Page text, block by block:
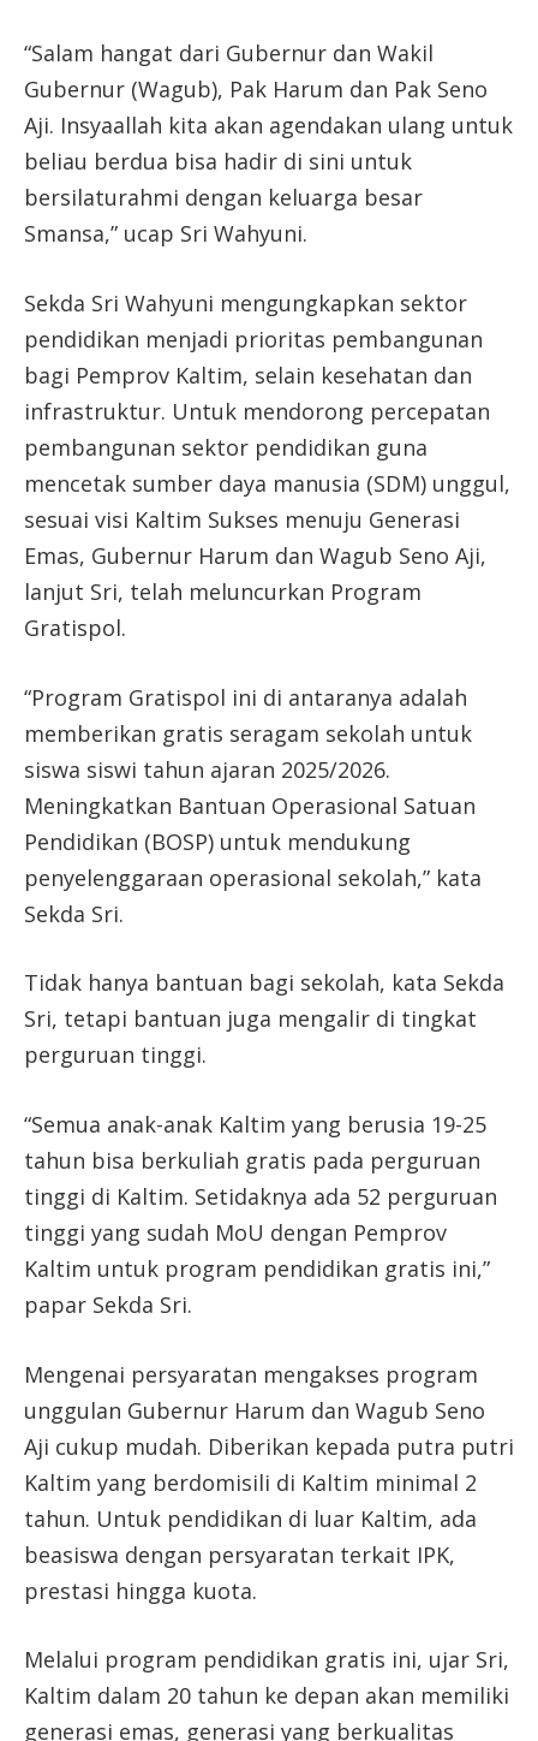
“Salam hangat dari Gubernur dan Wakil
Gubernur (Wagub), Pak Harum dan Pak Seno
Aji. Insyaallah kita akan agendakan ulang untuk
beliau berdua bisa hadir di sini untuk
bersilaturahmi dengan keluarga besar
Smansa,” ucap Sri Wahyuni.
Sekda Sri Wahyuni mengungkapkan sektor
pendidikan menjadi prioritas pembangunan
bagi Pemprov Kaltim, selain kesehatan dan
infrastruktur. Untuk mendorong percepatan
pembangunan sektor pendidikan guna
mencetak sumber daya manusia (SDM) unggul,
sesuai visi Kaltim Sukses menuju Generasi
Emas, Gubernur Harum dan Wagub Seno Aji,
lanjut Sri, telah meluncurkan Program
Gratispol.
“Program Gratispol ini di antaranya adalah
memberikan gratis seragam sekolah untuk
siswa siswi tahun ajaran 2025/2026.
Meningkatkan Bantuan Operasional Satuan
Pendidikan (BOSP) untuk mendukung
penyelenggaraan operasional sekolah,” kata
Sekda Sri.
Tidak hanya bantuan bagi sekolah, kata Sekda
Sri, tetapi bantuan juga mengalir di tingkat
perguruan tinggi.
“Semua anak-anak Kaltim yang berusia 19-25
tahun bisa berkuliah gratis pada perguruan
tinggi di Kaltim. Setidaknya ada 52 perguruan
tinggi yang sudah MoU dengan Pemprov
Kaltim untuk program pendidikan gratis ini,”
papar Sekda Sri.
Mengenai persyaratan mengakses program
unggulan Gubernur Harum dan Wagub Seno
Aji cukup mudah. Diberikan kepada putra putri
Kaltim yang berdomisili di Kaltim minimal 2
tahun. Untuk pendidikan di luar Kaltim, ada
beasiswa dengan persyaratan terkait IPK,
prestasi hingga kuota.
Melalui program pendidikan gratis ini, ujar Sri,
Kaltim dalam 20 tahun ke depan akan memiliki
generasi emas, generasi yang berkualitas